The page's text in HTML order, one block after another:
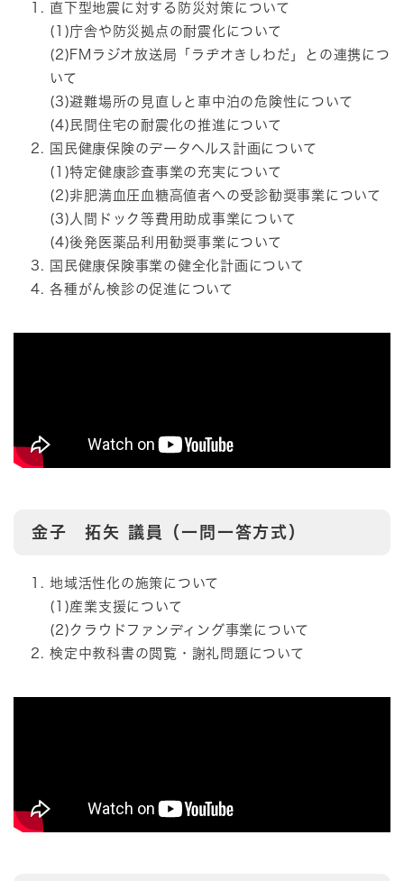
直下型地震に対する防災対策について
(1)庁舎や防災拠点の耐震化について
(2)FMラジオ放送局「ラヂオきしわだ」との連携につ
いて
(3)避難場所の見直しと車中泊の危険性について
(4)民間住宅の耐震化の推進について
国民健康保険のデータヘルス計画について
(1)特定健康診査事業の充実について
(2)非肥満血圧血糖高値者への受診勧奨事業について
(3)人間ドック等費用助成事業について
(4)後発医薬品利用勧奨事業について
国民健康保険事業の健全化計画について
各種がん検診の促進について
金子 拓矢 議員（一問一答方式）
地域活性化の施策について
(1)産業支援について
(2)クラウドファンディング事業について
検定中教科書の閲覧・謝礼問題について